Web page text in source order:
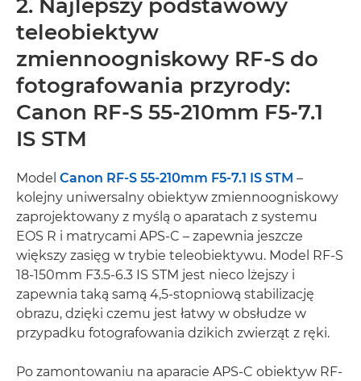
2. Najlepszy podstawowy
teleobiektyw
zmiennoogniskowy RF-S do
fotografowania przyrody:
Canon RF-S 55-210mm F5-7.1
IS STM
Model Canon RF-S 55-210mm F5-7.1 IS STM –
kolejny uniwersalny obiektyw zmiennoogniskowy
zaprojektowany z myślą o aparatach z systemu
EOS R i matrycami APS-C – zapewnia jeszcze
większy zasięg w trybie teleobiektywu. Model RF-S
18-150mm F3.5-6.3 IS STM jest nieco lżejszy i
zapewnia taką samą 4,5-stopniową stabilizację
obrazu, dzięki czemu jest łatwy w obsłudze w
przypadku fotografowania dzikich zwierząt z ręki.
Po zamontowaniu na aparacie APS-C obiektyw RF-